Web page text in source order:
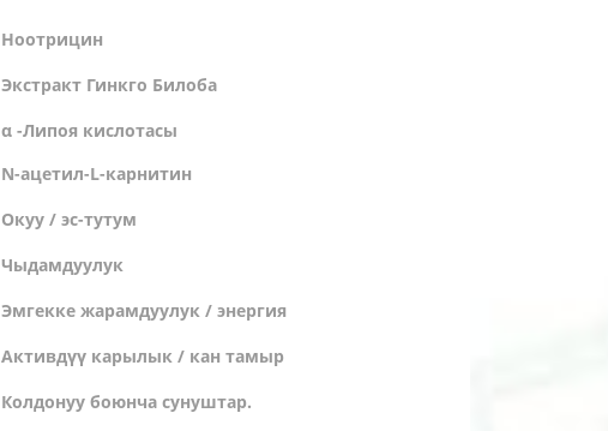
Ноотрицин
Экстракт Гинкго Билоба
α -Липоя кислотасы
N-ацетил-L-карнитин
Окуу / эс-тутум
Чыдамдуулук
Эмгекке жарамдуулук / энергия
Активдүү карылык / кан тамыр
Колдонуу боюнча сунуштар.